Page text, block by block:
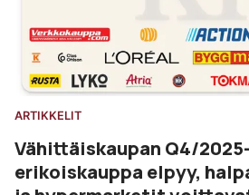
ARTIKKELIT
Vähittäiskaupan Q4/
erikoiskauppa elpyy,